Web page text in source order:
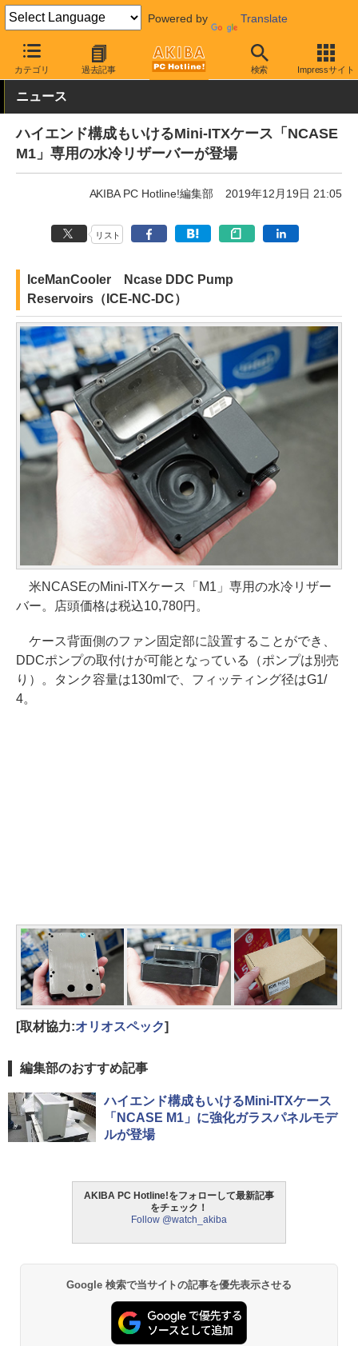
Powered by Translate
カテゴリ 過去記事 検索 Impressサイト
AKIBA PC Hotline! PCパーツ 水冷クーラー・パーツ その他
ニュース
ハイエンド構成もいけるMini-ITXケース「NCASE
M1」専用の水冷リザーバーが登場
AKIBA PC Hotline!編集部 2019年12月19日 21:05
リスト
IceManCooler Ncase DDC Pump
Reservoirs（ICE-NC-DC）
米NCASEのMini-ITXケース「M1」専用の水冷リザー
バー。店頭価格は税込10,780円。
ケース背面側のファン固定部に設置することができ、
DDCポンプの取付けが可能となっている（ポンプは別売
り）。タンク容量は130mlで、フィッティング径はG1/
4。
[取材協力:オリオスペック]
編集部のおすすめ記事
ハイエンド構成もいけるMini-ITXケース
「NCASE M1」に強化ガラスパネルモデ
ルが登場
AKIBA PC Hotline!をフォローして最新記事
をチェック！
Follow @watch_akiba
Google 検索で当サイトの記事を優先表示させる